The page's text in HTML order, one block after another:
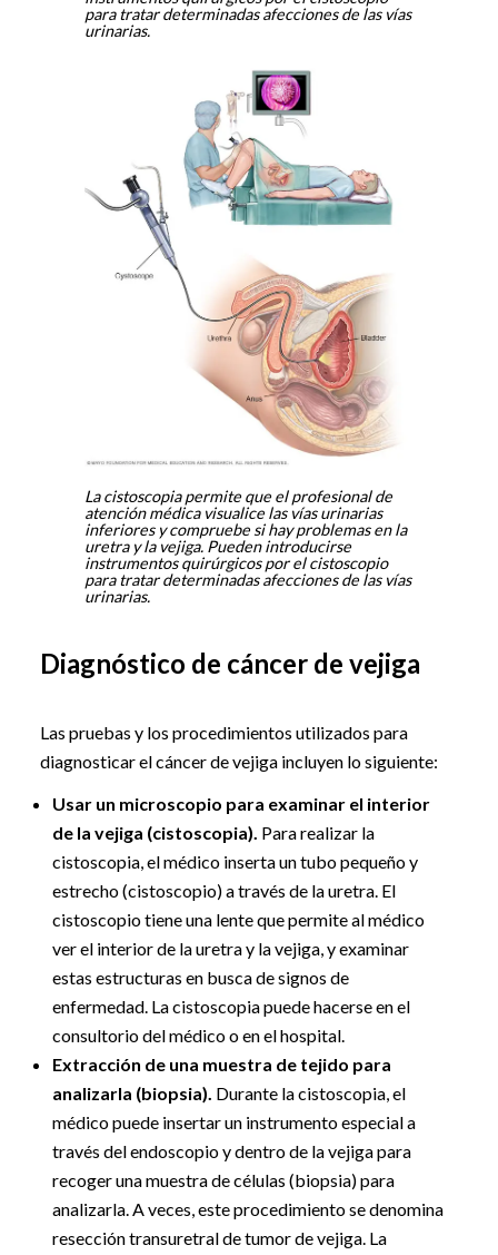
para tratar determinadas afecciones de las vías
urinarias.
La cistoscopia permite que el profesional de
atención médica visualice las vías urinarias
inferiores y compruebe si hay problemas en la
uretra y la vejiga. Pueden introducirse
instrumentos quirúrgicos por el cistoscopio
para tratar determinadas afecciones de las vías
urinarias.
Diagnóstico de cáncer de vejiga
Las pruebas y los procedimientos utilizados para
diagnosticar el cáncer de vejiga incluyen lo siguiente:
Usar un microscopio para examinar el interior
de la vejiga (cistoscopia). Para realizar la
cistoscopia, el médico inserta un tubo pequeño y
estrecho (cistoscopio) a través de la uretra. El
cistoscopio tiene una lente que permite al médico
ver el interior de la uretra y la vejiga, y examinar
estas estructuras en busca de signos de
enfermedad. La cistoscopia puede hacerse en el
consultorio del médico o en el hospital.
Extracción de una muestra de tejido para
analizarla (biopsia). Durante la cistoscopia, el
médico puede insertar un instrumento especial a
través del endoscopio y dentro de la vejiga para
recoger una muestra de células (biopsia) para
analizarla. A veces, este procedimiento se denomina
resección transuretral de tumor de vejiga. La